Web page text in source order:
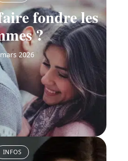
fondre les
?
2026
INFOS